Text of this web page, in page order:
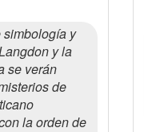
simbología y
y la
se verán
de
la orden de